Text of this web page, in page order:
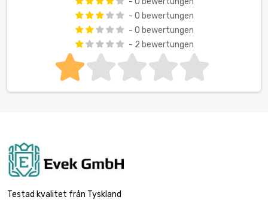
- 0 bewertungen
- 0 bewertungen
- 2 bewertungen
Testad kvalitet från Tyskland